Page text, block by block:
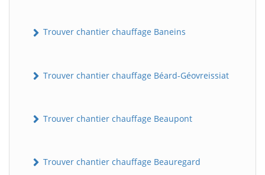
Trouver chantier chauffage Baneins
Trouver chantier chauffage Béard-Géovreissiat
Trouver chantier chauffage Beaupont
Trouver chantier chauffage Beauregard